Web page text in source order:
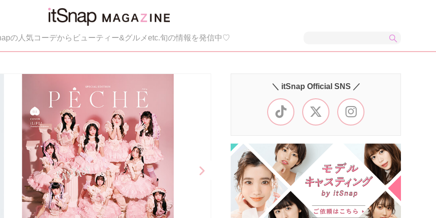
の人気コーデからビューティー&グルメetc.旬の情報を発信中♡
＼ itSnap Official SNS ／